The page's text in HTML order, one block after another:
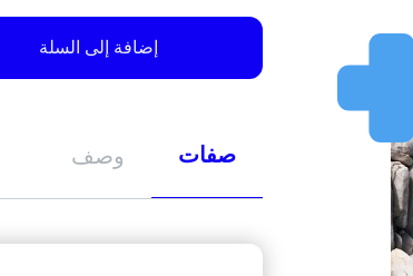
إضافة إلى السلة
صفات وصف